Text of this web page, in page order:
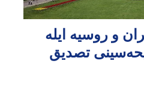
و روسیه ایله
تصدیق